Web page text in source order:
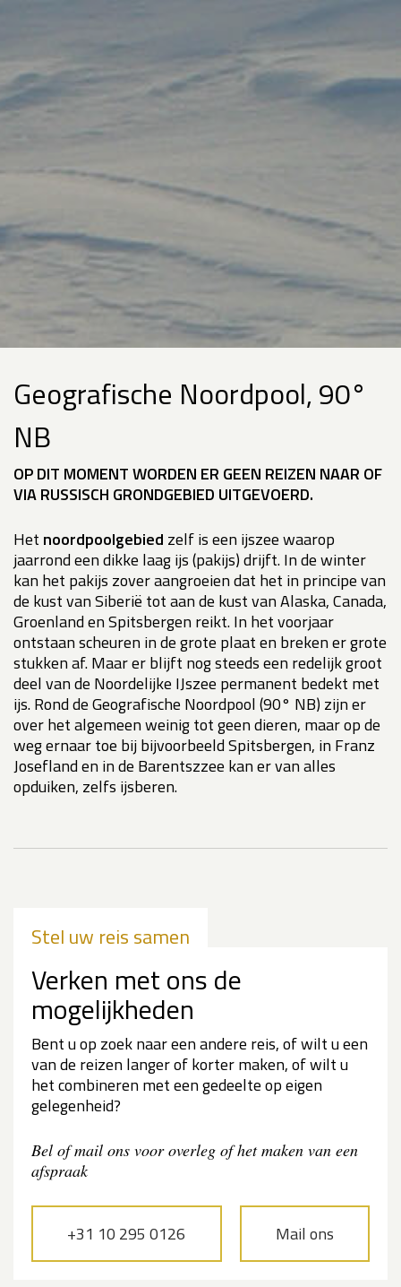
Geografische Noordpool, 90°
NB
OP DIT MOMENT WORDEN ER GEEN REIZEN NAAR OF
VIA RUSSISCH GRONDGEBIED UITGEVOERD.
Het noordpoolgebied zelf is een ijszee waarop
jaarrond een dikke laag ijs (pakijs) drijft. In de winter
kan het pakijs zover aangroeien dat het in principe van
de kust van Siberië tot aan de kust van Alaska, Canada,
Groenland en Spitsbergen reikt. In het voorjaar
ontstaan scheuren in de grote plaat en breken er grote
stukken af. Maar er blijft nog steeds een redelijk groot
deel van de Noordelijke IJszee permanent bedekt met
ijs. Rond de Geografische Noordpool (90° NB) zijn er
over het algemeen weinig tot geen dieren, maar op de
weg ernaar toe bij bijvoorbeeld Spitsbergen, in Franz
Josefland en in de Barentszzee kan er van alles
opduiken, zelfs ijsberen.
Stel uw reis samen
Verken met ons de
mogelijkheden
Bent u op zoek naar een andere reis, of wilt u een
van de reizen langer of korter maken, of wilt u
het combineren met een gedeelte op eigen
gelegenheid?
Bel of mail ons voor overleg of het maken van een
afspraak
+31 10 295 0126 Mail ons